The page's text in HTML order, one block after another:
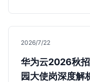
2026/7/22
华为云2026秋
园大使岗深度解